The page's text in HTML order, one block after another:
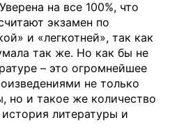
на все 100%, что
экзамен по
и «легкотней», так как
так же. Но как бы не
– это огромнейшее
не только
но и такое же количество
литературы и